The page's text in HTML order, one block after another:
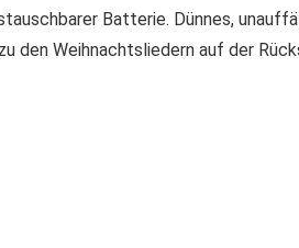
Batterie. Dünnes,
den Weihnachtsliedern auf der